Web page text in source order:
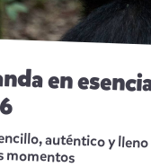
en
auténtico y
momentos